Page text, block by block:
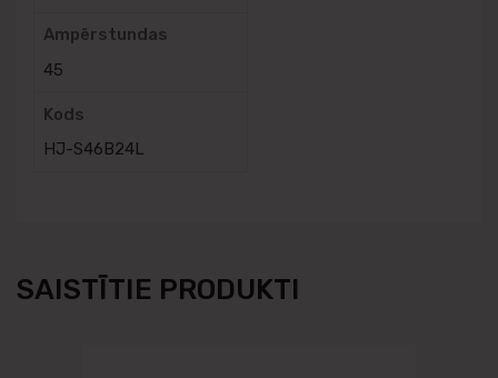
Ampērstundas
45
Kods
HJ-S46B24L
SAISTĪTIE PRODUKTI